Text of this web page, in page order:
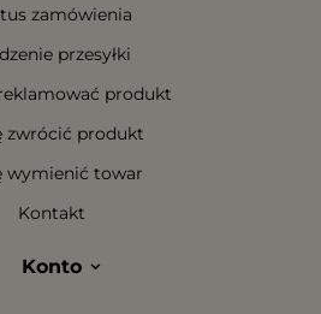
zamówienia
przesyłki
produkt
zwrócić produkt
wymienić towar
Kontakt
Konto